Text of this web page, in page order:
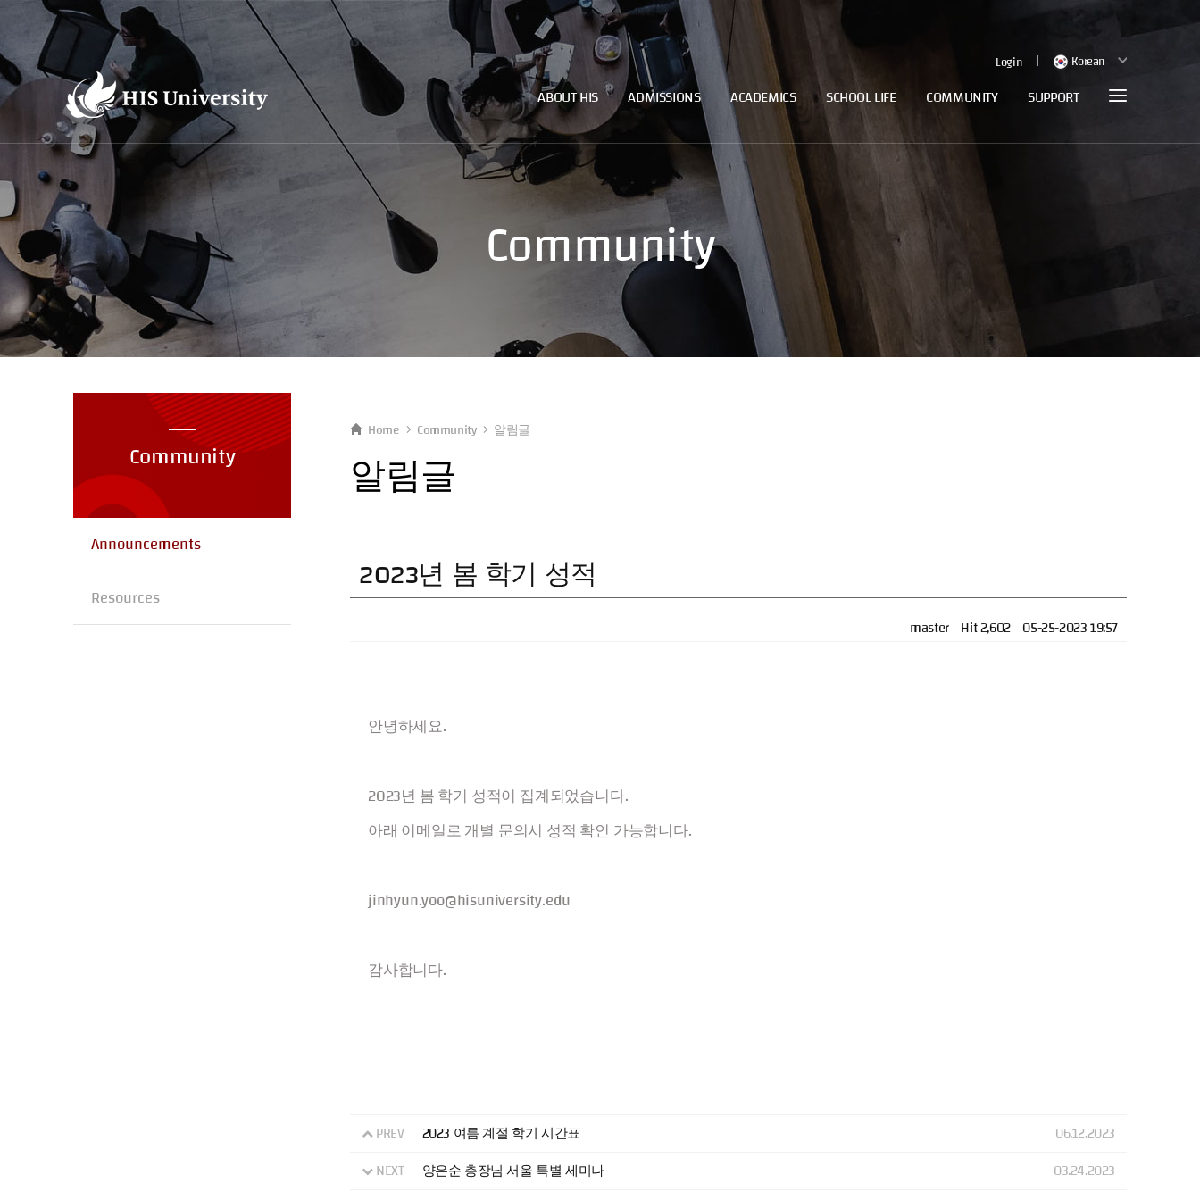
Login Korean
ABOUT HIS ADMISSIONS ACADEMICS SCHOOL LIFE COMMUNITY SUPPORT
Community
Community
Announcements
Resources
Home Community 알림글
알림글
2023년 봄 학기 성적
master Hit 2,602 05-25-2023 19:57
안녕하세요.
2023년 봄 학기 성적이 집계되었습니다.
아래 이메일로 개별 문의시 성적 확인 가능합니다.
jinhyun.yoo@hisuniversity.edu
감사합니다.
PREV 2023 여름 계절 학기 시간표
06.12.2023
NEXT
양은순 총장님 서울 특별 세미나 03.24.2023